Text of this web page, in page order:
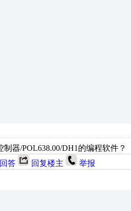
器/POL638.00/DH1的编程软件？
答 回复楼主 举报